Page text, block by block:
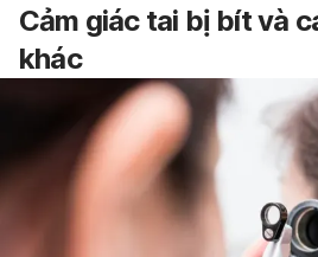
Cảm giác tai bị bít và
khác